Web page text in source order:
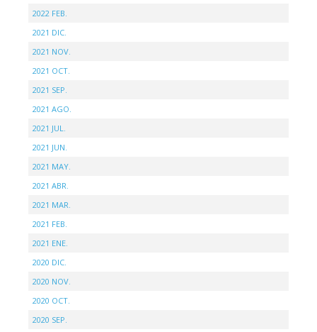
2022 FEB.
2021 DIC.
2021 NOV.
2021 OCT.
2021 SEP.
2021 AGO.
2021 JUL.
2021 JUN.
2021 MAY.
2021 ABR.
2021 MAR.
2021 FEB.
2021 ENE.
2020 DIC.
2020 NOV.
2020 OCT.
2020 SEP.